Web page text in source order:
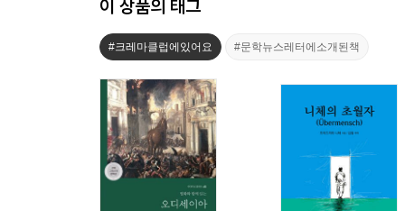
이 상품의 태그
#크레마클럽에있어요 #문학뉴스레터에소개된책